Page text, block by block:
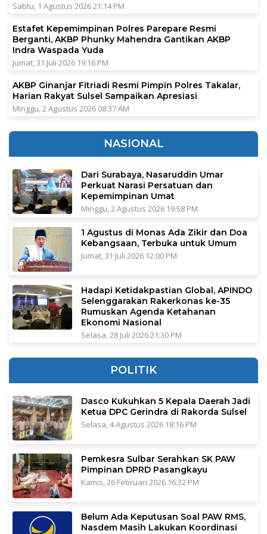
Sabtu, 1 Agustus 2026 21:14 PM
Estafet Kepemimpinan Polres Parepare Resmi
Berganti, AKBP Phunky Mahendra Gantikan AKBP
Indra Waspada Yuda
Jumat, 31 Juli 2026 19:16 PM
AKBP Ginanjar Fitriadi Resmi Pimpin Polres Takalar,
Harian Rakyat Sulsel Sampaikan Apresiasi
Minggu, 2 Agustus 2026 08:37 AM
NASIONAL
Dari Surabaya, Nasaruddin Umar
Perkuat Narasi Persatuan dan
Kepemimpinan Umat
Minggu, 2 Agustus 2026 19:58 PM
1 Agustus di Monas Ada Zikir dan Doa
Kebangsaan, Terbuka untuk Umum
Jumat, 31 Juli 2026 12:00 PM
Hadapi Ketidakpastian Global, APINDO
Selenggarakan Rakerkonas ke-35
Rumuskan Agenda Ketahanan
Ekonomi Nasional
Selasa, 28 Juli 2026 21:30 PM
POLITIK
Dasco Kukuhkan 5 Kepala Daerah Jadi
Ketua DPC Gerindra di Rakorda Sulsel
Selasa, 4 Agustus 2026 18:16 PM
Pemkesra Sulbar Serahkan SK PAW
Pimpinan DPRD Pasangkayu
Kamis, 26 Februari 2026 16:32 PM
Belum Ada Keputusan Soal PAW RMS,
Nasdem Masih Lakukan Koordinasi